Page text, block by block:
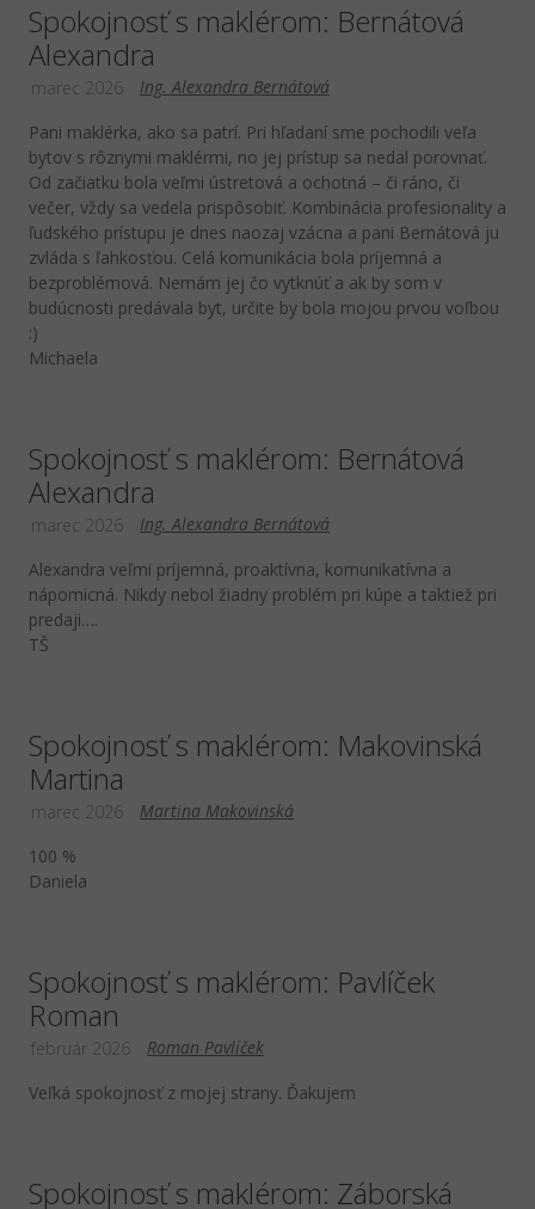
Spokojnosť s maklérom: Bernátová
Alexandra
Ing. Alexandra Bernátová
marec 2026
Pani maklérka, ako sa patrí. Pri hľadaní sme pochodili veľa
bytov s rôznymi maklérmi, no jej prístup sa nedal porovnať.
Od začiatku bola veľmi ústretová a ochotná – či ráno, či
večer, vždy sa vedela prispôsobiť. Kombinácia profesionality a
ľudského prístupu je dnes naozaj vzácna a pani Bernátová ju
zvláda s ľahkosťou. Celá komunikácia bola príjemná a
bezproblémová. Nemám jej čo vytknúť a ak by som v
budúcnosti predávala byt, určite by bola mojou prvou voľbou
:)
Michaela
Spokojnosť s maklérom: Bernátová
Alexandra
Ing. Alexandra Bernátová
marec 2026
Alexandra veľmi príjemná, proaktívna, komunikatívna a
nápomicná. Nikdy nebol žiadny problém pri kúpe a taktiež pri
predaji….
TŠ
Spokojnosť s maklérom: Makovinská
Martina
Martina Makovinská
marec 2026
100 %
Daniela
Spokojnosť s maklérom: Pavlíček
Roman
Roman Pavlíček
február 2026
Veľká spokojnosť z mojej strany. Ďakujem
Spokojnosť s maklérom: Záborská